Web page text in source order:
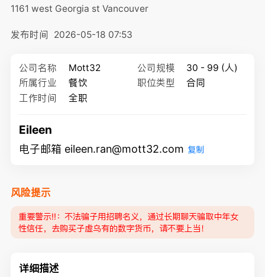
1161 west Georgia st Vancouver
发布时间 2026-05-18 07:53
公司名称 Mott32 公司规模
30 - 99 (人)
所属行业
餐饮 职位类型
合同
工作时间
全职
Eileen
电子邮箱 eileen.ran@mott32.com 复制
风险提示
重要警示‼️：不法骗子用招聘名义，通过长期聊天骗取中年女
性信任，去购买子虚乌有的数字货币，请不要上当！
详细描述